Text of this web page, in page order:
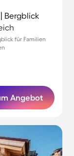
Bergblick
für Familien
Angebot